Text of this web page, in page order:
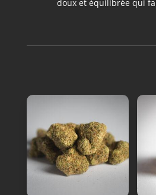
doux et équilibrée qui